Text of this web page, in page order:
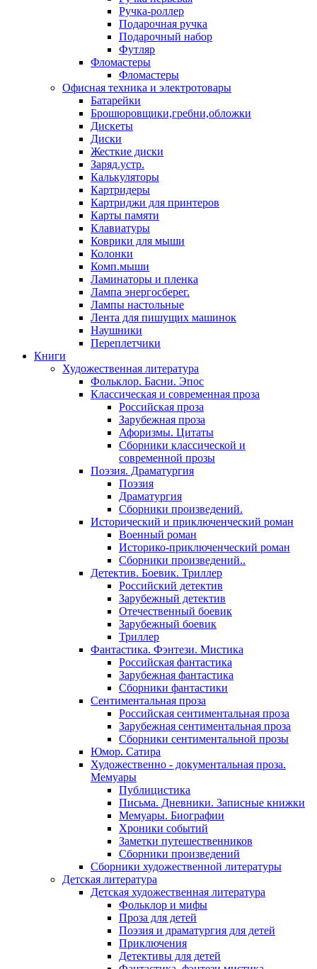
Ручка-роллер
Подарочная ручка
Подарочный набор
Футляр
Фломастеры
Фломастеры
Офисная техника и электротовары
Батарейки
Брошюровщики,гребни,обложки
Дискеты
Диски
Жесткие диски
Заряд.устр.
Калькуляторы
Картридеры
Картриджи для принтеров
Карты памяти
Клавиатуры
Коврики для мыши
Колонки
Комп.мыши
Ламинаторы и пленка
Лампа энергосберег.
Лампы настольные
Лента для пишущих машинок
Наушники
Переплетчики
Книги
Художественная литература
Фольклор. Басни. Эпос
Классическая и современная проза
Российская проза
Зарубежная проза
Афоризмы. Цитаты
Сборники классической и
современной прозы
Поэзия. Драматургия
Поэзия
Драматургия
Сборники произведений.
Исторический и приключенческий роман
Военный роман
Историко-приключенческий роман
Сборники произведений..
Детектив. Боевик. Триллер
Российский детектив
Зарубежный детектив
Отечественный боевик
Зарубежный боевик
Триллер
Фантастика. Фэнтези. Мистика
Российская фантастика
Зарубежная фантастика
Сборники фантастики
Сентиментальная проза
Российская сентиментальная проза
Зарубежная сентиментальная проза
Сборники сентиментальной прозы
Юмор. Сатира
Художественно - документальная проза.
Мемуары
Публицистика
Письма. Дневники. Записные книжки
Мемуары. Биографии
Хроники событий
Заметки путешественников
Сборники произведений
Сборники художественной литературы
Детская литература
Детская художественная литература
Фольклор и мифы
Проза для детей
Поэзия и драматургия для детей
Приключения
Детективы для детей